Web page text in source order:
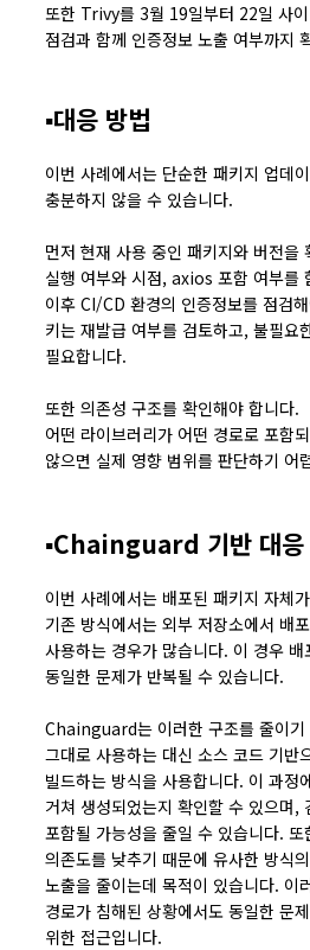
또한 Trivy를 3월 19일부터 22일 사
점검과 함께 인증정보 노출 여부까지
▪️대응 방법
이번 사례에서는 단순한 패키지 업데
충분하지 않을 수 있습니다.
먼저 현재 사용 중인 패키지와 버전
실행 여부와 시점, axios 포함 여부를
이후 CI/CD 환경의 인증정보를 점검
키는 재발급 여부를 검토하고, 불필요
필요합니다.
또한 의존성 구조를 확인해야 합니다.
어떤 라이브러리가 어떤 경로로 포함
않으면 실제 영향 범위를 판단하기 어
▪️Chainguard 기반 대응
이번 사례에서는 배포된 패키지 자체
기존 방식에서는 외부 저장소에서 배
사용하는 경우가 많습니다. 이 경우 배
동일한 문제가 반복될 수 있습니다.
Chainguard는 이러한 구조를 줄이기
그대로 사용하는 대신 소스 코드 기반
빌드하는 방식을 사용합니다. 이 과정
거쳐 생성되었는지 확인할 수 있으며,
포함될 가능성을 줄일 수 있습니다.
의존도를 낮추기 때문에 유사한 방식
노출을 줄이는데 목적이 있습니다. 이
경로가 침해된 상황에서도 동일한 문
위한 접근입니다.